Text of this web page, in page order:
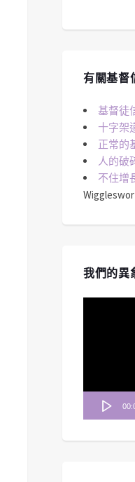
有關基督
基督徒
十字架
正常的
人的破
不住增
我們的異